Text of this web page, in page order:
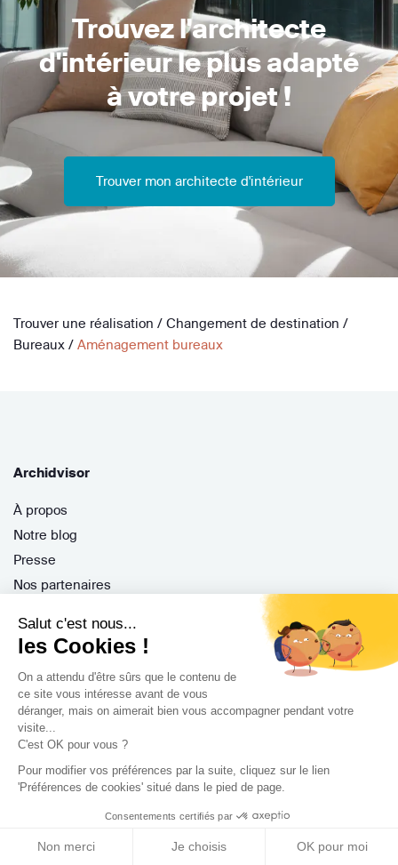
Salut c'est nous...
les Cookies !
On a attendu d'être sûrs que le contenu de
ce site vous intéresse avant de vous
déranger, mais on aimerait bien vous accompagner pendant votre
visite...
C'est OK pour vous ?
Pour modifier vos préférences par la suite, cliquez sur le lien
'Préférences de cookies' situé dans le pied de page.
Consentements certifiés par
Non merci Je choisis OK pour moi
Trouvez l'architecte
d'intérieur le plus adapté
à votre projet !
Trouver mon architecte d'intérieur
Trouver une réalisation / Changement de destination /
Bureaux / Aménagement bureaux
Archidvisor
À propos
Notre blog
Presse
Nos partenaires
CGV / CGU
Politique de confidentialité
Gestion des cookies
Porteurs de projet
Comment ça marche ?
Questions fréquentes